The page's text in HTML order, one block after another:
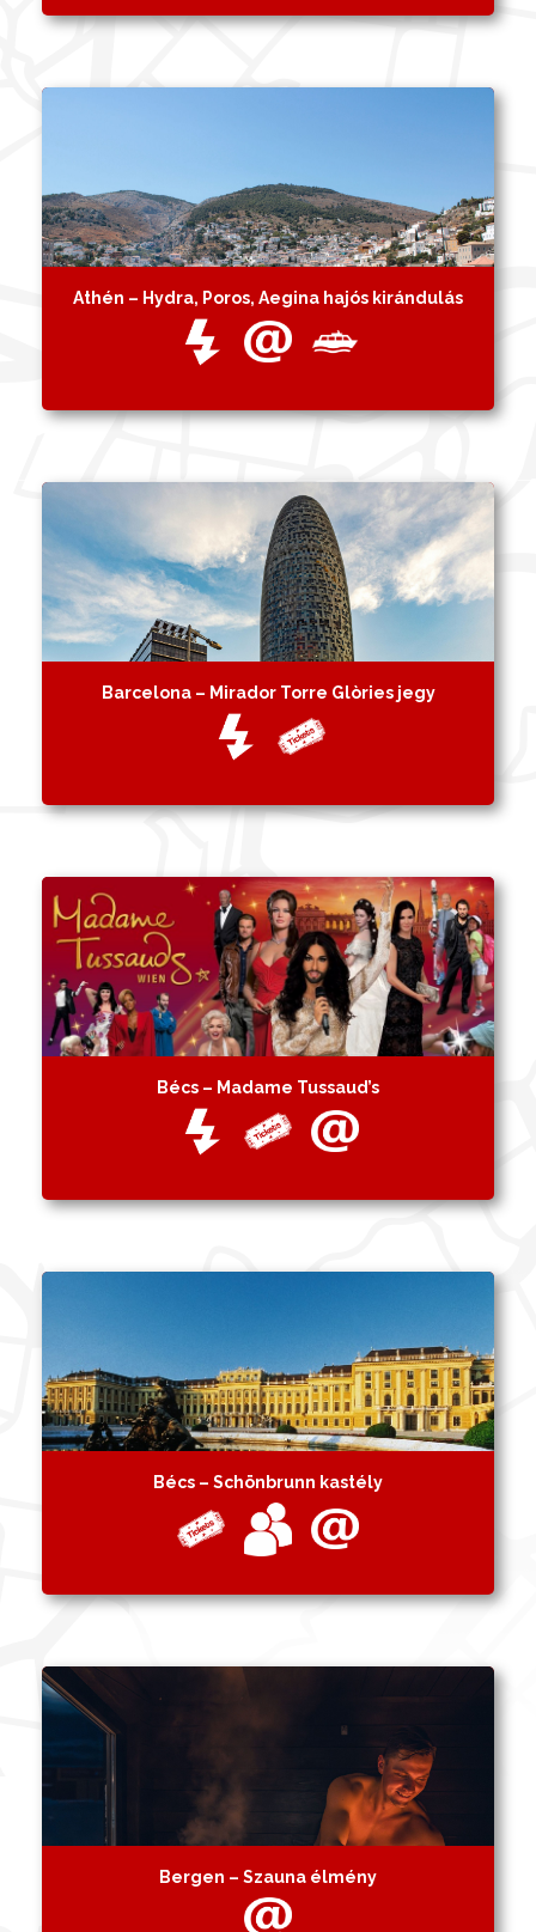
Athén – Hydra, Poros, Aegina hajós kirándulás
Barcelona – Mirador Torre Glòries jegy
Bécs – Madame Tussaud’s
Bécs – Schönbrunn kastély
Bergen – Szauna élmény